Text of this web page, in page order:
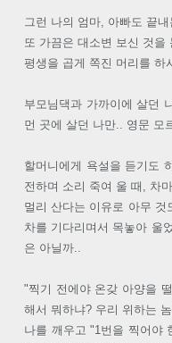
그런 나의 엄마, 아빠도 끝
또 가끔은 대소변 보신 것을
평생을 곱게 쪽진 머리를 하
부모님댁과 가까이에 살던
먼 곳에 살던 나만.. 영문 모
할머니에게 욕설을 듣기도
전하며 소리 죽여 울 때, 차
멀리 산다는 이유로 아무
차를 기다리며서 목놓아 울
은 아닐까..
"찍기 전에야 온갖 아양을
해서 뭐하냐? 우리 위하는
나를 깨우고 "1번을 찍어야